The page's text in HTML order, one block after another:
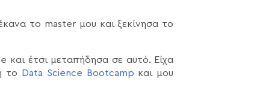
το master μου και ξεκίνησα το
και έτσι μεταπήδησα σε αυτό. Είχα
το
Data Science Bootcamp και μου